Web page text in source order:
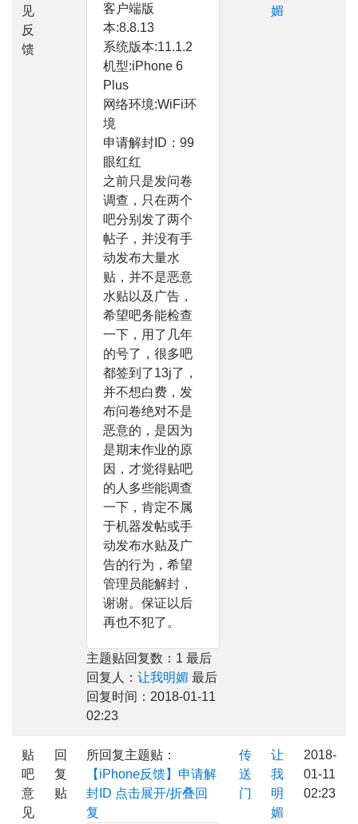
见
反
馈
客户端版
本:8.8.13
系统版本:11.1.2
机型:iPhone 6
Plus
网络环境:WiFi环
境
申请解封ID：99
眼红红
之前只是发问卷
调查，只在两个
吧分别发了两个
帖子，并没有手
动发布大量水
贴，并不是恶意
水贴以及广告，
希望吧务能检查
一下，用了几年
的号了，很多吧
都签到了13j了，
并不想白费，发
布问卷绝对不是
恶意的，是因为
是期末作业的原
因，才觉得贴吧
的人多些能调查
一下，肯定不属
于机器发帖或手
动发布水贴及广
告的行为，希望
管理员能解封，
谢谢。保证以后
再也不犯了。
主题贴回复数：1 最后
回复人： 让我明媚 最后
回复时间：2018-01-11
02:23
媚
贴
吧
意
见
回
复
贴
所回复主题贴：
【iPhone反馈】申请解
封ID 点击展开/折叠回
复
传
送
门
让
我
明
媚
2018-
01-11
02:23